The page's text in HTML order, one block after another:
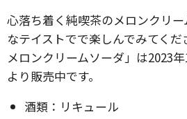
心落ち着く純喫茶のメロンクリ
なテイストでで楽しんでみてく
メロンクリームソーダ」は2023
より販売中です。
酒類：リキュール